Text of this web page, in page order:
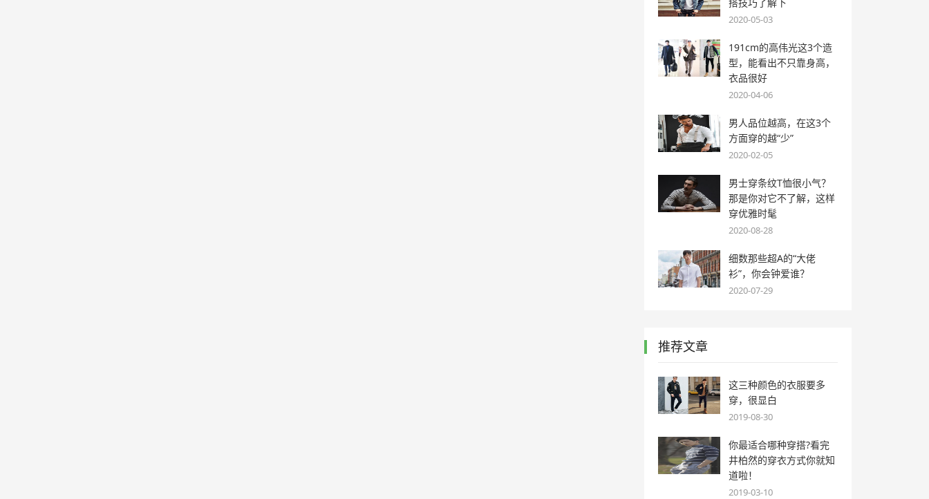
2020-05-03
191cm的高伟光这3个造
型，能看出不只靠身高，
衣品很好
2020-04-06
男人品位越高，在这3个
方面穿的越“少”
2020-02-05
男士穿条纹T恤很小气？
那是你对它不了解，这样
穿优雅时髦
2020-08-28
细数那些超A的“大佬
衫”，你会钟爱谁？
2020-07-29
推荐文章
这三种颜色的衣服要多
穿，很显白
2019-08-30
你最适合哪种穿搭?看完
井柏然的穿衣方式你就知
道啦！
2019-03-10